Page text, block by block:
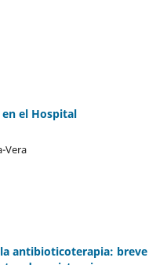
el Hospital
Vera
antibioticoterapia: breve